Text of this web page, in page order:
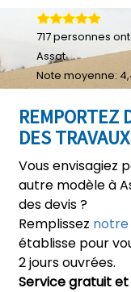
REMPORTEZ
DES
Vous envisagiez
autre modèle à
des devis ?
Remplissez
établisse pour
2 jours ouvrées.
Service gratuit
717personnes
Assat
Note moyenne: